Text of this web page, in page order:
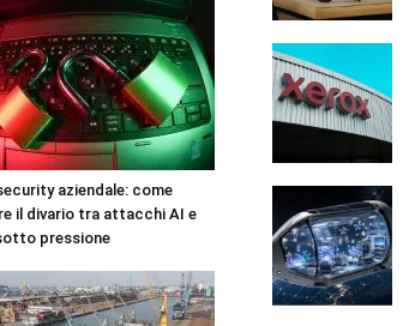
aziendale: come
il divario tra attacchi AI e
pressione